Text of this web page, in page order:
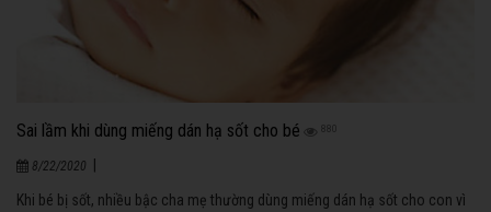
Sai lầm khi dùng miếng dán hạ sốt cho bé 880
8/22/2020
Khi bé bị sốt, nhiều bậc cha mẹ thường dùng miếng dán hạ sốt cho con vì